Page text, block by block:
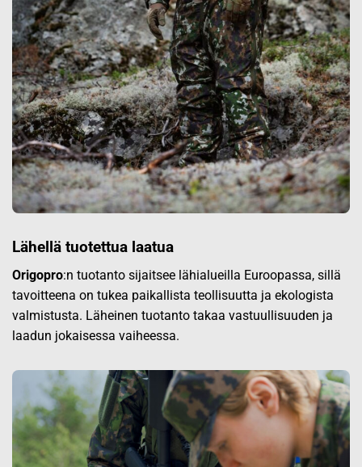
Lähellä tuotettua laatua
Origopro:n tuotanto sijaitsee lähialueilla Euroopassa, sillä
tavoitteena on tukea paikallista teollisuutta ja ekologista
valmistusta. Läheinen tuotanto takaa vastuullisuuden ja
laadun jokaisessa vaiheessa.